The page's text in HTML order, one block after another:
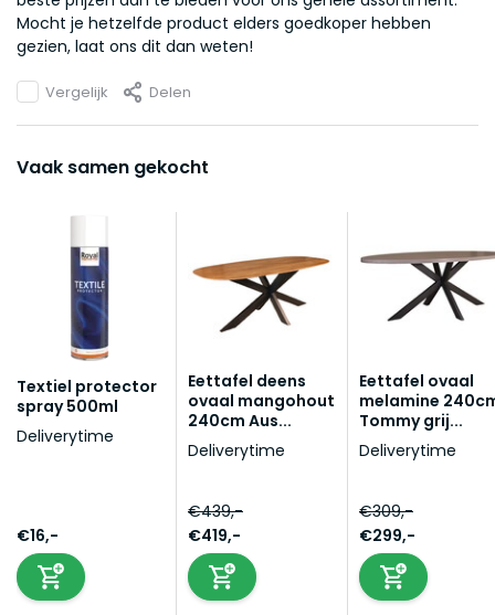
Mocht je hetzelfde product elders goedkoper hebben
gezien, laat ons dit dan weten!
Vergelijk Delen
Vaak samen gekocht
Textiel protector
spray 500ml
Deliverytime
€16,-
Eettafel deens
ovaal mangohout
240cm Aus...
Deliverytime
€439,-
€419,-
Eettafel ovaal
melamine
Tommy grij...
Deliverytime
€309,-
€299,-